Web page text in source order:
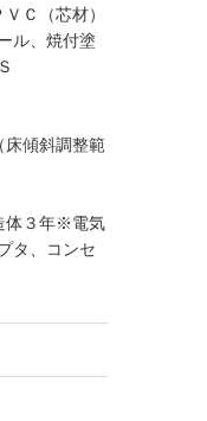
Ｃ（芯材）
ル、焼付塗
傾斜調整範
体３年※電気
タ、コンセ